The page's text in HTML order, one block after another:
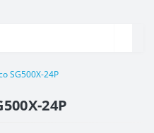
SG500X-24P
24P